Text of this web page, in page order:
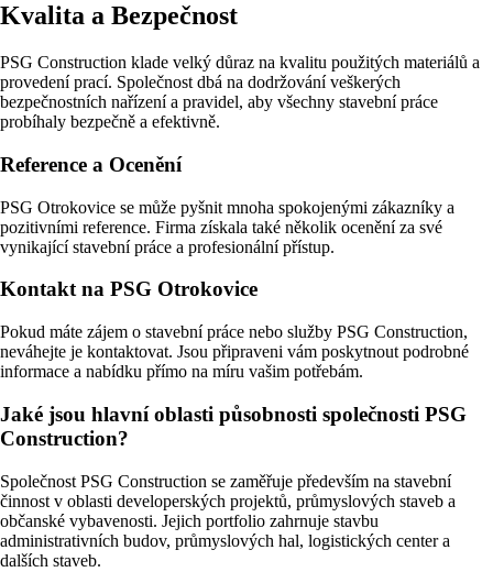
Kvalita a Bezpečnost
PSG Construction klade velký důraz na kvalitu použitých materiálů a
provedení prací. Společnost dbá na dodržování veškerých
bezpečnostních nařízení a pravidel, aby všechny stavební práce
probíhaly bezpečně a efektivně.
Reference a Ocenění
PSG Otrokovice se může pyšnit mnoha spokojenými zákazníky a
pozitivními reference. Firma získala také několik ocenění za své
vynikající stavební práce a profesionální přístup.
Kontakt na PSG Otrokovice
Pokud máte zájem o stavební práce nebo služby PSG Construction,
neváhejte je kontaktovat. Jsou připraveni vám poskytnout podrobné
informace a nabídku přímo na míru vašim potřebám.
Jaké jsou hlavní oblasti působnosti společnosti PSG
Construction?
Společnost PSG Construction se zaměřuje především na stavební
činnost v oblasti developerských projektů, průmyslových staveb a
občanské vybavenosti. Jejich portfolio zahrnuje stavbu
administrativních budov, průmyslových hal, logistických center a
dalších staveb.